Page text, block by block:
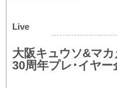
Live
大阪キュウソ&マ
30周年プレ･イヤ